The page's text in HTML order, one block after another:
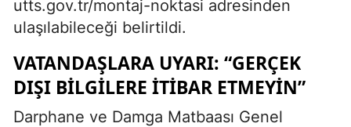
utts.gov.tr/montaj-noktasi adresinden
ulaşılabileceği belirtildi.
VATANDAŞLARA UYARI: “GERÇEK
DIŞI BILGILERE İTIBAR ETMEYIN”
Darphane ve Damga Matbaası Genel